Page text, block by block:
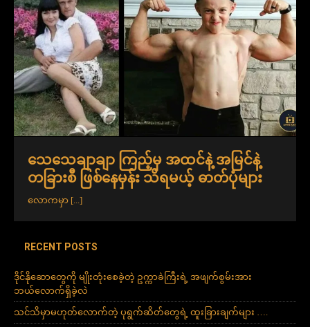
သေသေချာချာ ကြည့်မှ အထင်နဲ့ အမြင်နဲ့
တခြားစီ ဖြစ်နေမှန်း သိရမယ့် ဓာတ်ပုံများ
လောကမှာ [...]
RECENT POSTS
ဒိုင်နိုဆောတွေကို မျိုးတုံးစေခဲ့တဲ့ ဥက္ကာခဲကြီးရဲ့ အဖျက်စွမ်းအား
ဘယ်လောက်ရှိခဲ့လဲ
သင်သိမှာမဟုတ်လောက်တဲ့ ပုရွက်ဆိတ်တွေရဲ့ ထူးခြားချက်များ ….